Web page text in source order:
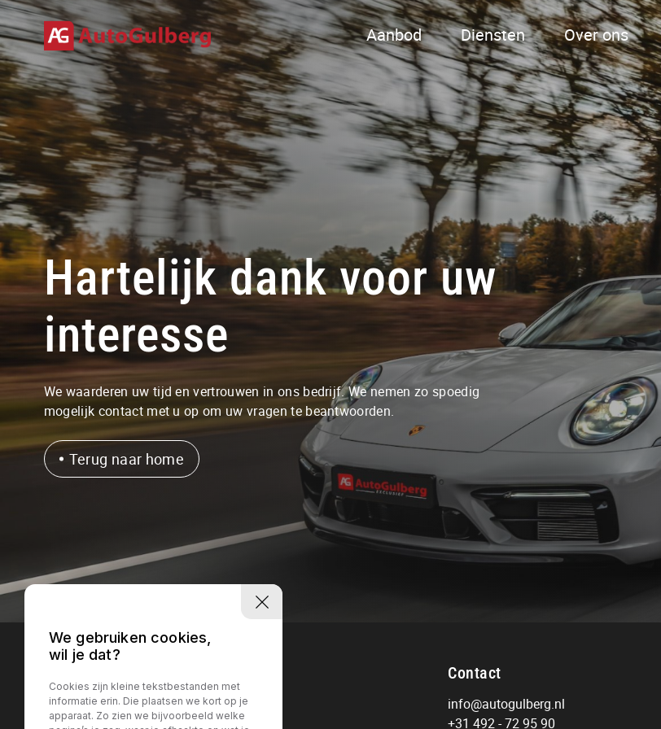
Aanbod Diensten Over ons
Home
Aanbod
Diensten
Over ons
Verkocht
Contact
Contact
info@autogulberg.nl
+31 492 - 72 95 90
5741TR Beek en Donk
Hartelijk dank voor uw
interesse
We waarderen uw tijd en vertrouwen in ons bedrijf. We nemen zo spoedig
mogelijk contact met u op om uw vragen te beantwoorden.
Terug naar home
Contact
info@autogulberg.nl
+31 492 - 72 95 90
We gebruiken cookies,
wil je dat?
Cookies zijn kleine tekstbestanden met
informatie erin. Die plaatsen we kort op je
apparaat. Zo zien we bijvoorbeeld welke